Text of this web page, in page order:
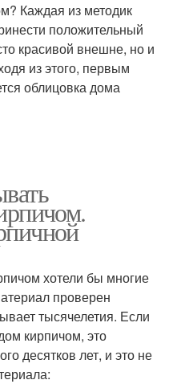
Каждая из методик
положительный
красивой внешне, но и
из этого, первым
облицовка дома
хотели бы многие
проверен
тысячелетия. Если
кирпичом, это
десятков лет, и это не